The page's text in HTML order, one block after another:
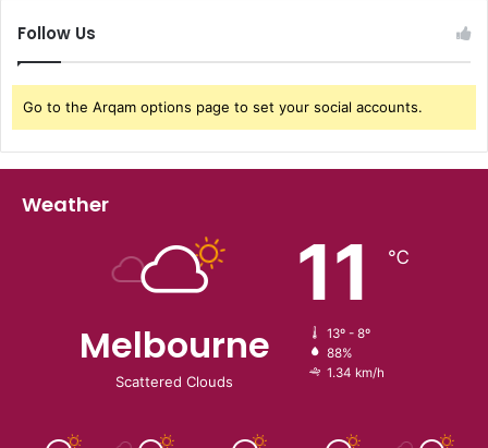
Follow Us
Go to the Arqam options page to set your social accounts.
Weather
Melbourne
Scattered Clouds
11 ℃
13º - 8º
88%
1.34 km/h